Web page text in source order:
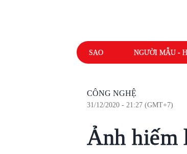
SAO NGƯỜI MẪU -
CÔNG NGHỆ
31/12/2020 - 21:27 (GMT+7)
Ảnh hiếm